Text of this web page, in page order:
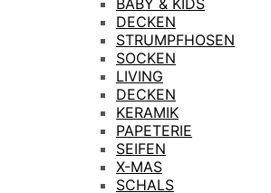
DECKEN
STRUMPFHOSEN
SOCKEN
LIVING
DECKEN
KERAMIK
PAPETERIE
SEIFEN
X-MAS
SCHALS